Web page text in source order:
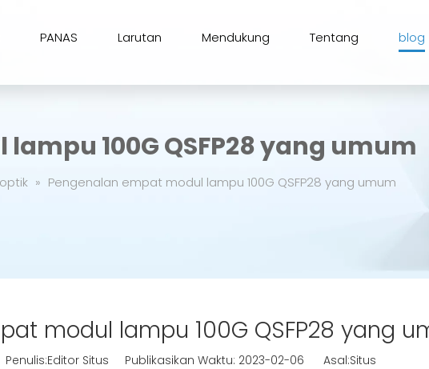
PANAS Larutan Mendukung Tentang blog
100G QSFP28 yang umum
» Pengenalan empat modul lampu 100G QSFP28 yang umum
modul lampu 100G QSFP28 yang
Situs Publikasikan Waktu: 2023-02-06 Asal:Situs